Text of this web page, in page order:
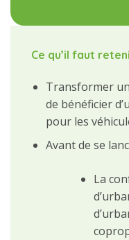
Ce qu’il faut
Transformer
de bénéficier
pour les
Avant de se
La